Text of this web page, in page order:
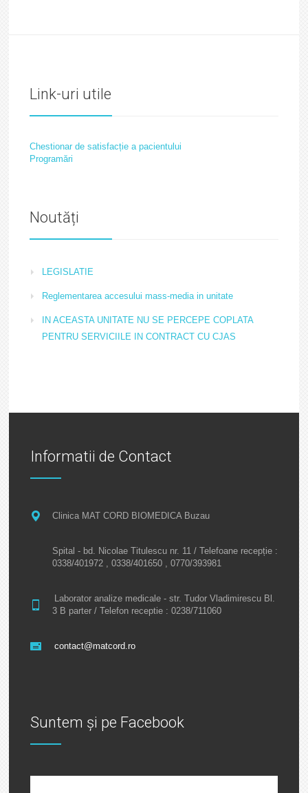
Link-uri utile
Chestionar de satisfacție a pacientului
Programări
Noutăți
LEGISLATIE
Reglementarea accesului mass-media in unitate
IN ACEASTA UNITATE NU SE PERCEPE COPLATA
PENTRU SERVICIILE IN CONTRACT CU CJAS
Informatii de Contact
Clinica MAT CORD BIOMEDICA Buzau
Spital - bd. Nicolae Titulescu nr. 11 / Telefoane recepție :
0338/401972 , 0338/401650 , 0770/393981
Laborator analize medicale - str. Tudor Vladimirescu Bl.
3 B parter / Telefon receptie : 0238/711060
contact@matcord.ro
Suntem și pe Facebook